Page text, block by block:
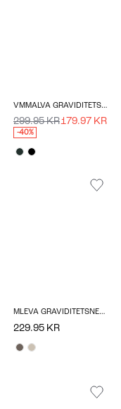
VMMALVA GRAVIDITETSBUKSER
299.95 KR179.97 KR
-40%
MLEVA GRAVIDITETSNEDERDEL
229.95 KR